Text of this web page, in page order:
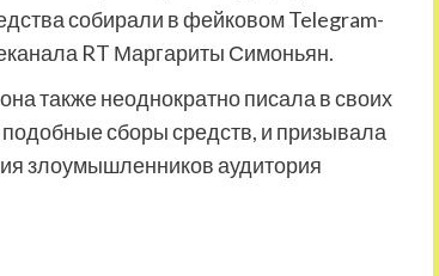
собирали в фейковом Telegram-
RT Маргариты Симоньян.
также неоднократно писала в своих
сборы средств, и призывала
злоумышленников аудитория